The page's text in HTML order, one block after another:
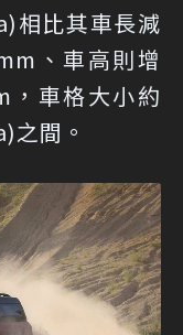
相比其車長減
、車高則增
，車格大小約
間。